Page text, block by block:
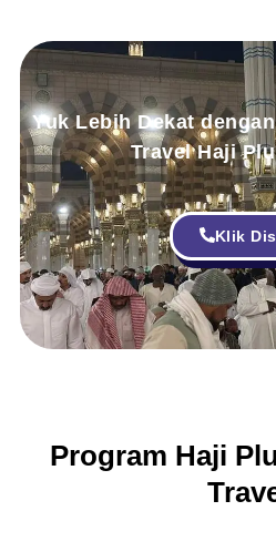
Yuk Lebih Dekat
Travel Haji
Klik
Program Haji